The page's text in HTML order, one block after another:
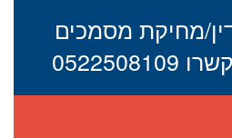
מחיקת מסמכים